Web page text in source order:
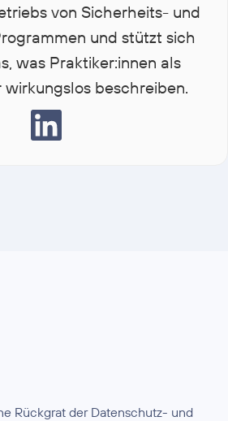
von Sicherheits- und
und stützt sich
was Praktiker:innen als
beschreiben.
Rückgrat der Datenschutz- und